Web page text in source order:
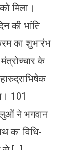
मिला।
की भांति
का शुभारंभ
के
101
ने भगवान
का विधि-